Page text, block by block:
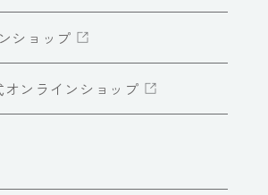
ショップ
オンラインショップ